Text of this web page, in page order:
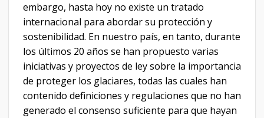
embargo, hasta hoy no existe un tratado
internacional para abordar su protección y
sostenibilidad. En nuestro país, en tanto, durante
los últimos 20 años se han propuesto varias
iniciativas y proyectos de ley sobre la importancia
de proteger los glaciares, todas las cuales han
contenido definiciones y regulaciones que no han
generado el consenso suficiente para que hayan